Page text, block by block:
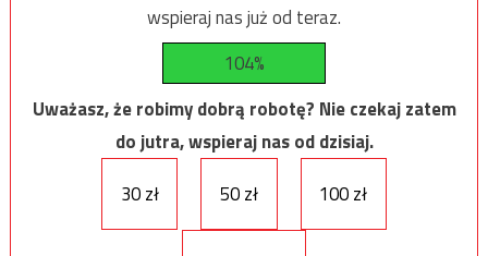
wspieraj nas już od teraz.
104%
Uważasz, że robimy dobrą robotę? Nie czekaj zatem
do jutra, wspieraj nas od dzisiaj.
30 zł
50 zł 100 zł